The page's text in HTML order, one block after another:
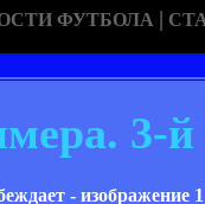
ФУТБОЛА |
3-й